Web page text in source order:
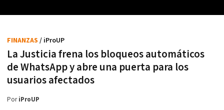
La Justicia frena los bloqueos automáticos
de WhatsApp y abre una puerta para los
usuarios afectados
FINANZAS / iProUP
PoriProUP